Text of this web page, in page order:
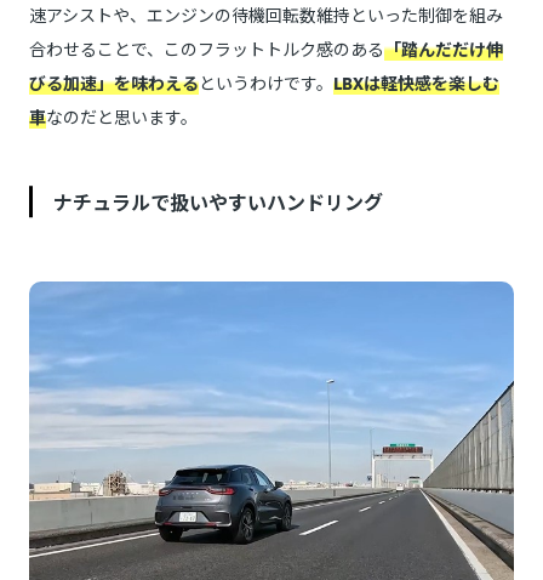
速アシストや、エンジンの待機回転数維持といった制御を組み
合わせることで、このフラットトルク感のある「踏んだだけ伸
びる加速」を味わえるというわけです。 LBXは軽快感を楽しむ
車なのだと思います。
ナチュラルで扱いやすいハンドリング